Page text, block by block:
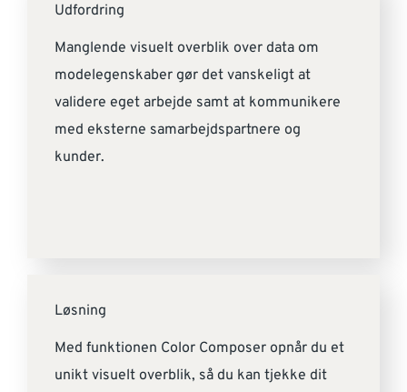
Udfordring
Manglende visuelt overblik over data om
modelegenskaber gør det vanskeligt at
validere eget arbejde samt at kommunikere
med eksterne samarbejdspartnere og
kunder.
Løsning
Med funktionen Color Composer opnår du et
unikt visuelt overblik, så du kan tjekke dit